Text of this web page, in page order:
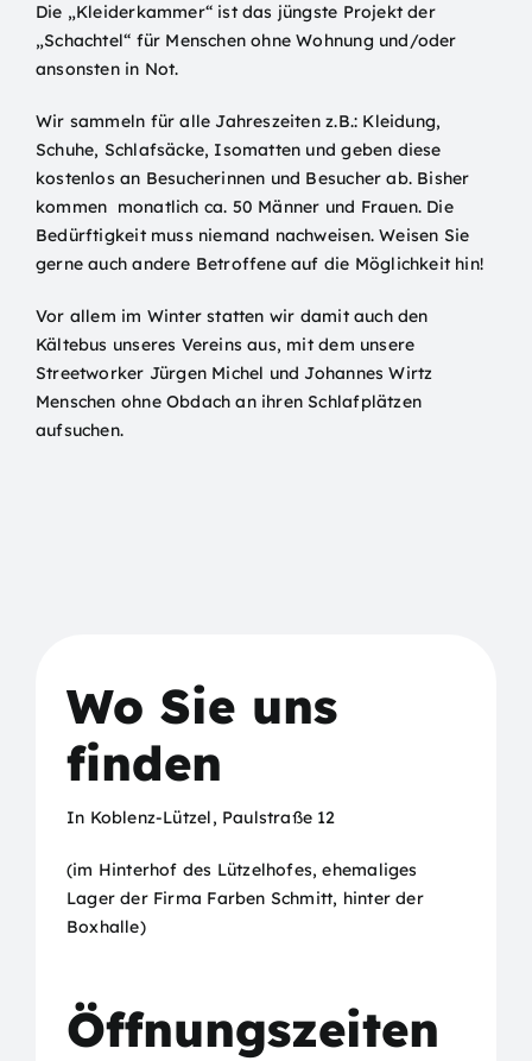
Die „Kleiderkammer“ ist das jüngste Projekt der
„Schachtel“ für Menschen ohne Wohnung und/oder
ansonsten in Not.
Wir sammeln für alle Jahreszeiten z.B.: Kleidung,
Schuhe, Schlafsäcke, Isomatten und geben diese
kostenlos an Besucherinnen und Besucher ab. Bisher
kommen monatlich ca. 50 Männer und Frauen. Die
Bedürftigkeit muss niemand nachweisen. Weisen Sie
gerne auch andere Betroffene auf die Möglichkeit hin!
Vor allem im Winter statten wir damit auch den
Kältebus unseres Vereins aus, mit dem unsere
Streetworker Jürgen Michel und Johannes Wirtz
Menschen ohne Obdach an ihren Schlafplätzen
aufsuchen.
Wo Sie uns
finden
In Koblenz-Lützel, Paulstraße 12
(im Hinterhof des Lützelhofes, ehemaliges
Lager der Firma Farben Schmitt, hinter der
Boxhalle)
Öffnungszeiten